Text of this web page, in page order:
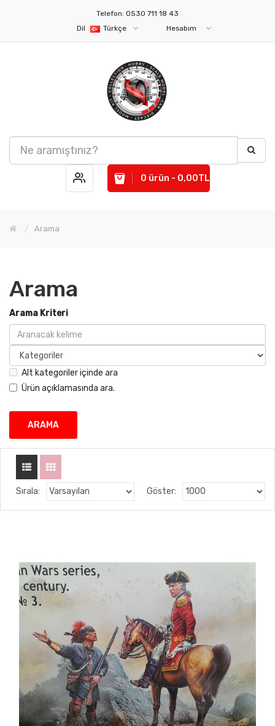
Telefon: 0530 711 18 43
Dil
Türkçe Hesabım
0 ürün - 0,00TL
Arama
Arama
Arama Kriteri
Alt kategoriler içinde ara
Ürün açıklamasında ara.
Sırala: Göster: